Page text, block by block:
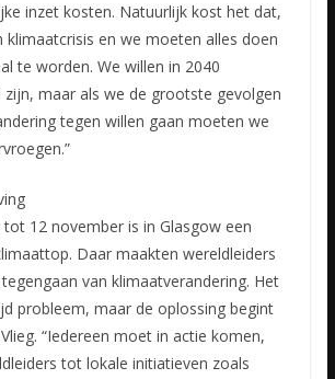
inzet kosten. Natuurlijk kost het dat,
klimaatcrisis en we moeten alles doen
te worden. We willen in 2040
maar als we de grootste gevolgen
tegen willen gaan moeten we
12 november is in Glasgow een
Daar maakten wereldleiders
van klimaatverandering. Het
probleem, maar de oplossing begint
“Iedereen moet in actie komen,
tot lokale initiatieven zoals